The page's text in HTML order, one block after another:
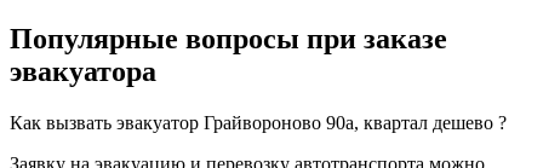
Популярные вопросы при заказе
эвакуатора
Как вызвать эвакуатор Грайвороново 90а, квартал дешево ?
Заявку на эвакуацию и перевозку автотранспорта можно